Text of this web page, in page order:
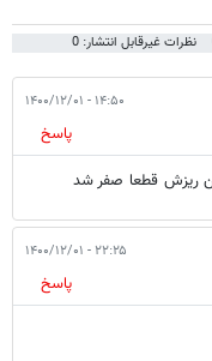
نظرات غیرقابل انتشار: 0
۱۴:۵۰ - ۱۴۰۰/۱۲/۰۱
پاسخ
۲۲:۲۵ - ۱۴۰۰/۱۲/۰۱
پاسخ